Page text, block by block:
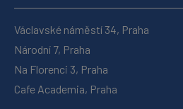
Václavské náměstí 34, Praha
Národní 7, Praha
Na Florenci 3, Praha
Cafe Academia, Praha